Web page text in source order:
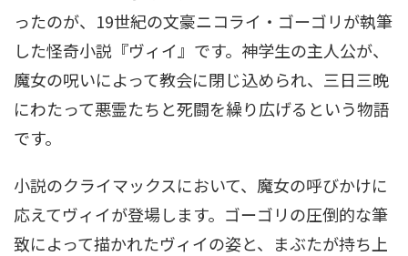
ったのが、19世紀の文豪ニコライ・ゴーゴリが執筆
した怪奇小説『ヴィイ』です。神学生の主人公が、
魔女の呪いによって教会に閉じ込められ、三日三晩
にわたって悪霊たちと死闘を繰り広げるという物語
です。
小説のクライマックスにおいて、魔女の呼びかけに
応えてヴィイが登場します。ゴーゴリの圧倒的な筆
致によって描かれたヴィイの姿と、まぶたが持ち上